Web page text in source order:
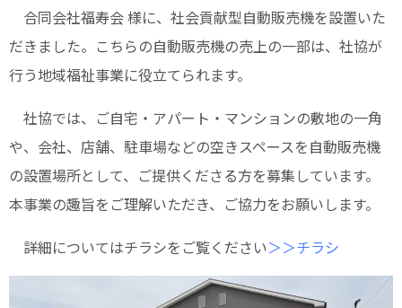
合同会社福寿会 様に、社会貢献型自動販売機を設置いた
だきました。こちらの自動販売機の売上の一部は、社協が
行う地域福祉事業に役立てられます。
社協では、ご自宅・アパート・マンションの敷地の一角
や、会社、店舗、駐車場などの空きスペースを自動販売機
の設置場所として、ご提供くださる方を募集しています。
本事業の趣旨をご理解いただき、ご協力をお願いします。
詳細についてはチラシをご覧ください＞＞チラシ